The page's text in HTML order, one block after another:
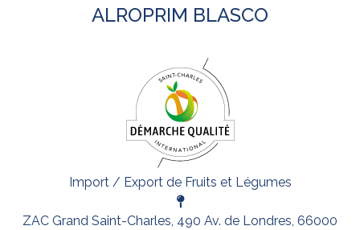
ALROPRIM BLASCO
Import / Export de Fruits et Légumes
ZAC Grand Saint-Charles, 490 Av. de Londres, 66000